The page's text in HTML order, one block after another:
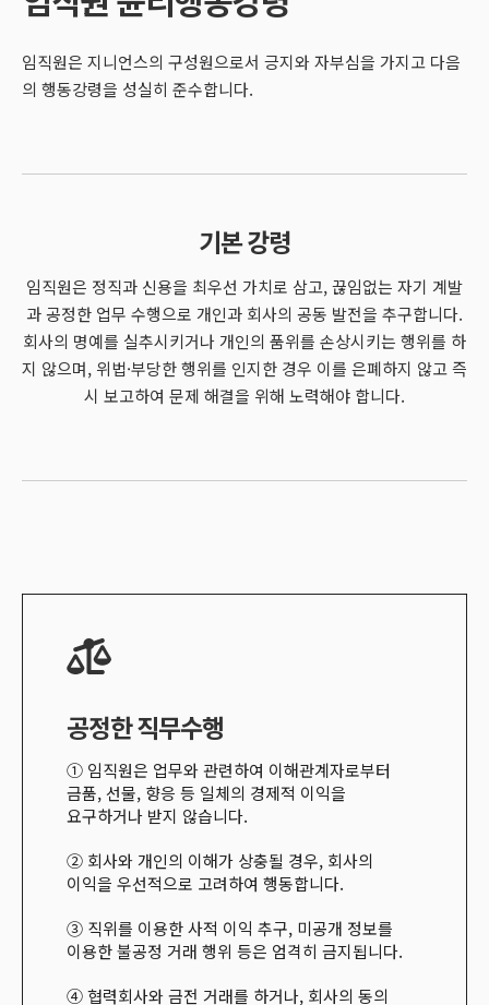
임직원은 지니언스의 구성원으로서 긍지와 자부심을 가지고 다음
의 행동강령을 성실히 준수합니다.
기본 강령
임직원은 정직과 신용을 최우선 가치로 삼고,끊임없는 자기 계발
과 공정한 업무 수행으로 개인과 회사의 공동 발전을 추구합니다.
회사의 명예를 실추시키거나 개인의 품위를 손상시키는 행위를 하
지 않으며, 위법·부당한 행위를 인지한 경우 이를 은폐하지 않고 즉
시 보고하여 문제 해결을 위해 노력해야 합니다.
공정한 직무수행
① 임직원은 업무와 관련하여 이해관계자로부터
금품,선물, 향응 등 일체의 경제적 이익을
요구하거나 받지 않습니다.
② 회사와 개인의 이해가 상충될 경우, 회사의
이익을 우선적으로 고려하여 행동합니다.
③ 직위를 이용한 사적 이익 추구, 미공개 정보를
이용한 불공정 거래 행위 등은 엄격히 금지됩니다.
④ 협력회사와 금전 거래를 하거나, 회사의 동의